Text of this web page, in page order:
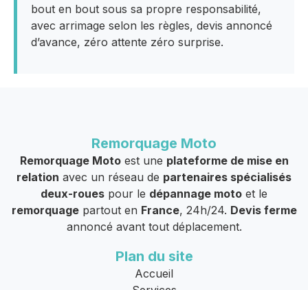
bout en bout sous sa propre responsabilité,
avec arrimage selon les règles, devis annoncé
d’avance, zéro attente zéro surprise.
Remorquage Moto
Remorquage Motoest une plateforme de mise en
relation avec un réseau de partenaires spécialisés
deux-roues pour le dépannage moto et le
remorquagepartout en France, 24h/24. Devis ferme
annoncé avant tout déplacement.
Plan du site
Accueil